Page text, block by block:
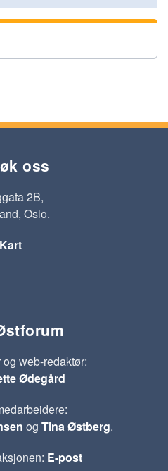
oss
2B,
Oslo.
Kart
web-redaktør:
Ødegård
og Tina Østberg.
E-post